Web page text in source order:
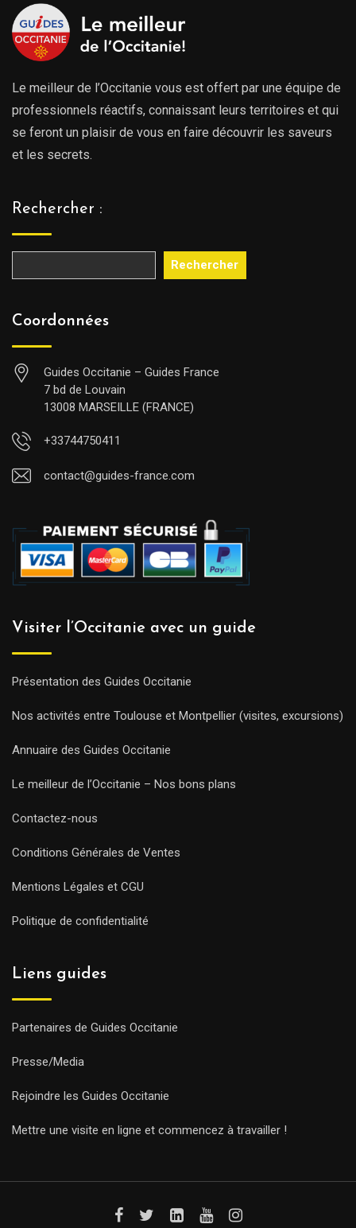
Le meilleur de l’Occitanie vous est offert par une équipe de
professionnels réactifs, connaissant leurs territoires et qui
se feront un plaisir de vous en faire découvrir les saveurs
et les secrets.
Rechercher :
Rechercher
Coordonnées
Guides Occitanie – Guides France
7 bd de Louvain
13008 MARSEILLE (FRANCE)
+33744750411
contact@guides-france.com
Visiter l’Occitanie avec un guide
Présentation des Guides Occitanie
Nos activités entre Toulouse et Montpellier (visites, excursions)
Annuaire des Guides Occitanie
Le meilleur de l’Occitanie – Nos bons plans
Contactez-nous
Conditions Générales de Ventes
Mentions Légales et CGU
Politique de confidentialité
Liens guides
Partenaires de Guides Occitanie
Presse/Media
Rejoindre les Guides Occitanie
Mettre une visite en ligne et commencez à travailler !